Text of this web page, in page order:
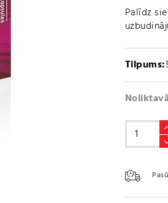
Palīdz
Tilpums:
Femarelle
Recharge
(56
kapsulas)